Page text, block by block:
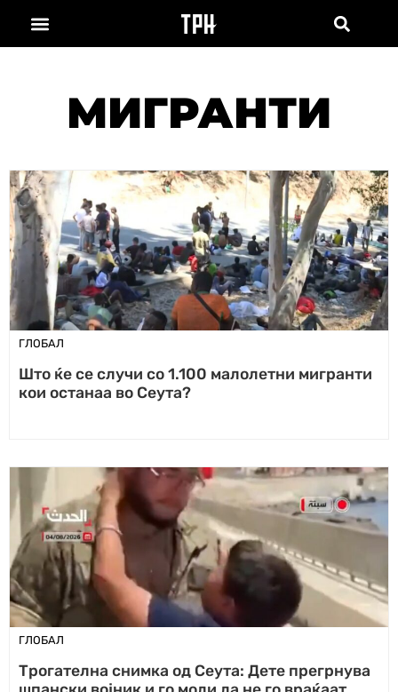
МИГРАНТИ
ГЛОБАЛ
Што ќе се случи со 1.100 малолетни мигранти
кои останаа во Сеута?
ГЛОБАЛ
Трогателна снимка од Сеута: Дете прегрнува